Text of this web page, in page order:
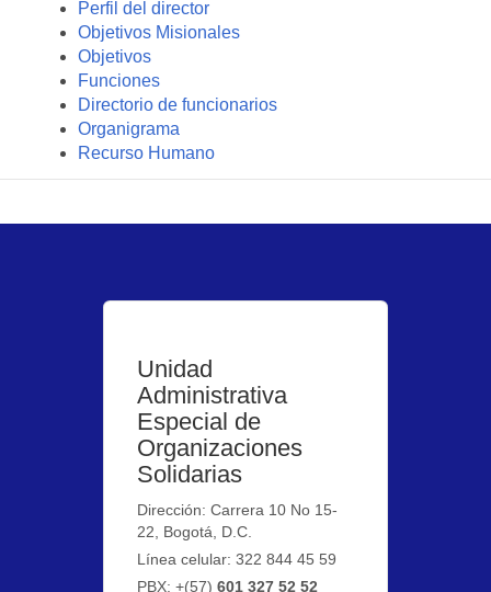
Perfil del director
Objetivos Misionales
Objetivos
Funciones
Directorio de funcionarios
Organigrama
Recurso Humano
Unidad
Administrativa
Especial de
Organizaciones
Solidarias
Dirección: Carrera 10 No 15-
22, Bogotá, D.C.
Línea celular: 322 844 45 59
PBX: +(57)601 327 52 52